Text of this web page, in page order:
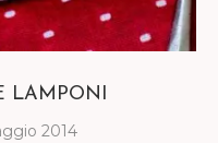
LAMPONI
2014